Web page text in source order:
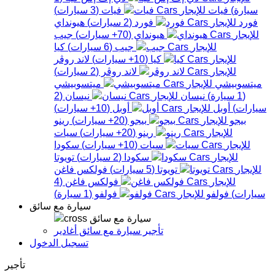
سيارة) فيات فيات (
3 سيارات)
فورد
فورد (
2 سيارات) هيونداي
هيونداي (
70+ سيارات) جيب
جيب (
6 سيارات) كيا
كيا (
10+ سيارات) لاند روڤر
لاند روڤر (
2 سيارات)
ميتسوبيشي
ميتسوبيشي
(
1 سيارة) نيسان نيسان (
2
سيارات) أوبل أوبل (
10+ سيارات)
بيجو
بيجو (
20+ سيارات) رينو
رينو (
20+ سيارات) سيات
سيات (
10+ سيارات) سكودا
سكودا (
2 سيارات) تويوتا
تويوتا (
5 سيارات) فولكس فاغن
فولكس فاغن (
4
سيارات) فولفو فولفو (
1 سيارة)
سيارة مع سائق
سيارة مع سائق
تأجير سيارة مع سائق أغادير
تسجيل الدخول
تأجير